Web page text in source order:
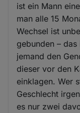
ist ein Mann
man alle 15
Wechsel ist
gebunden –
jemand den
dieser vor den
einklagen. Wer
Geschlecht
es nur zwei